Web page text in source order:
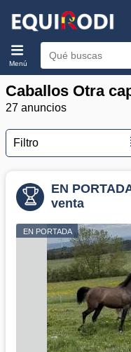
Menú
Caballos Otra
27 anuncios
Filtro
EN
venta
EN PORTADA